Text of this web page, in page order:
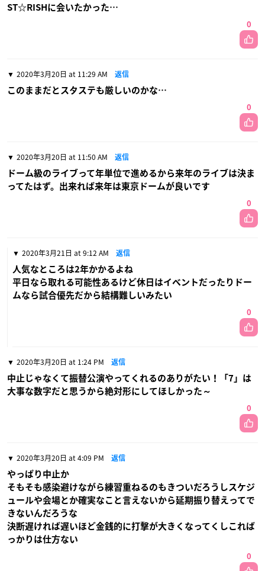
ST☆RISHに会いたかった…
0
2020年3月20日 at 11:29 AM 返信
このままだとスタステも厳しいのかな…
0
2020年3月20日 at 11:50 AM 返信
ドーム級のライブって年単位で進めるから来年のライブは決ま
ってたはず。出来れば来年は東京ドームが良いです
0
2020年3月21日 at 9:12 AM 返信
人気なところは2年かかるよね
平日なら取れる可能性あるけど休日はイベントだったりドー
ムなら試合優先だから結構難しいみたい
0
2020年3月20日 at 1:24 PM 返信
中止じゃなくて振替公演やってくれるのありがたい！「7」は
大事な数字だと思うから絶対形にしてほしかった～
0
2020年3月20日 at 4:09 PM 返信
やっぱり中止か
そもそも感染避けながら練習重ねるのもきついだろうしスケジ
ュールや会場とか確実なこと言えないから延期振り替えってで
きないんだろうな
決断遅ければ遅いほど金銭的に打撃が大きくなってくしこれば
っかりは仕方ない
0